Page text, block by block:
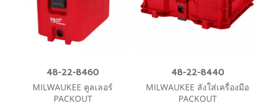
48-22-8460
MILWAUKEE คูลเลอร์
PACKOUT
48-22-8440
MILWAUKEE ลังใส่เครื่องมือ
PACKOUT